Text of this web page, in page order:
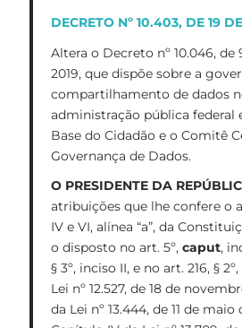
DECRETO Nº 10.403, DE 19
Altera o Decreto nº 10.046,
2019, que dispõe sobre a
compartilhamento de dados
administração pública federal
Base do Cidadão e o Comitê
Governança de Dados.
O PRESIDENTE DA
atribuições que lhe confere o
IV e VI, alínea “a”, da
o disposto no art. 5º, caput,
§ 3º, inciso II, e no art. 216, §
Lei nº 12.527, de 18 de
da Lei nº 13.444, de 11 de maio